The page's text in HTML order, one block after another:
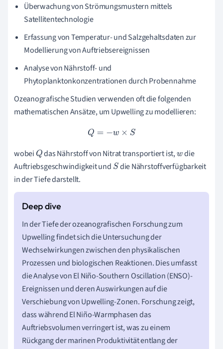
Überwachung von Strömungsmustern mittels
Satellitentechnologie
Erfassung von Temperatur- und Salzgehaltsdaten zur
Modellierung von Auftriebsereignissen
Analyse von Nährstoff- und
Phytoplanktonkonzentrationen durch Probennahme
Ozeanografische Studien verwenden oft die folgenden
mathematischen Ansätze, um Upwelling zu modellieren:
Q=−w× S
wobei Q das Nährstoff von Nitrat transportiert ist,wdie
Auftriebsgeschwindigkeit und Sdie Nährstoffverfügbarkeit
in der Tiefe darstellt.
In der Tiefe der ozeanografischen Forschung zum
Upwelling findet sich die Untersuchung der
Wechselwirkungen zwischen den physikalischen
Prozessen und biologischen Reaktionen. Dies umfasst
die Analyse von El Niño-Southern Oscillation (ENSO)-
Ereignissen und deren Auswirkungen auf die
Verschiebung von Upwelling-Zonen. Forschung zeigt,
dass während El Niño-Warmphasen das
Auftriebsvolumen verringert ist, was zu einem
Rückgang der marinen Produktivität entlang der